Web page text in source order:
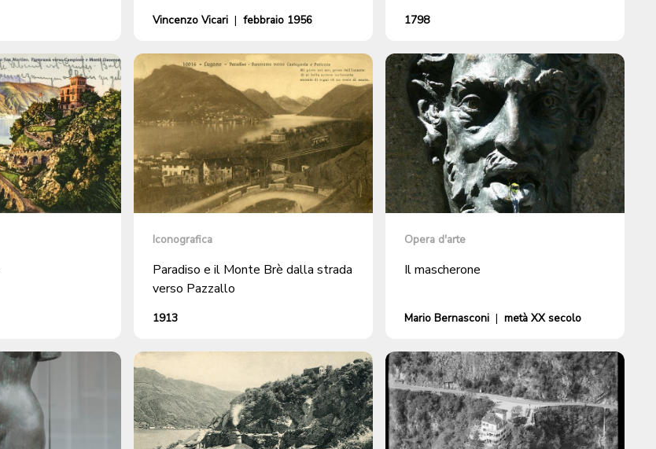
Vincenzo Vicari | febbraio 1956
della Comunità di Lugano
1798
Iconografica
Paradiso e il Monte Brè dalla strada
verso Pazzallo
1913
Opera d'arte
Il mascherone
Mario Bernasconi | metà XX secolo